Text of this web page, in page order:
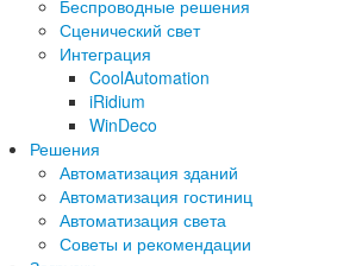
Беспроводные решения
Сценический свет
Интеграция
CoolAutomation
iRidium
WinDeco
Решения
Автоматизация зданий
Автоматизация гостиниц
Автоматизация света
Советы и рекомендации